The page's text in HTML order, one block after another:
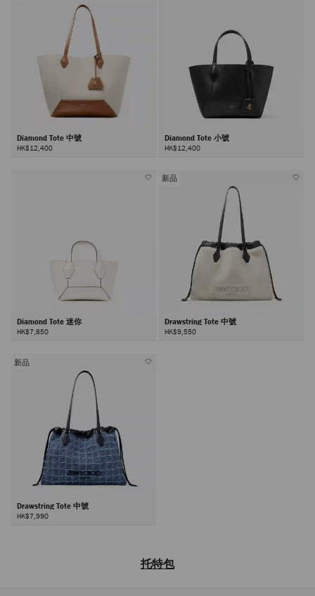
Diamond Tote 中號
HK$12,400
Diamond Tote 小號
HK$12,400
Diamond Tote 迷你
HK$7,850
新品
Drawstring Tote 中號
HK$9,550
新品
Drawstring Tote 中號
HK$7,990
托特包